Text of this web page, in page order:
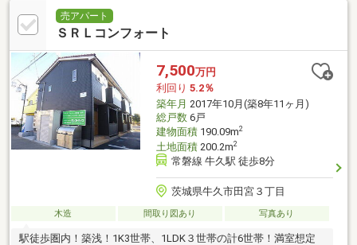
売アパート
ＳＲＬコンフォート
7,500万円
利回り 5.2％
築年月 2017年10月(築8年11ヶ月)
総戸数6戸
建物面積190.09m2
土地面積200.2m2
常磐線 牛久駅 徒歩8分
茨城県牛久市田宮３丁目
木造 間取り図あり 写真あり
駅徒歩圏内！築浅！1K3世帯、1LDK３世帯の計6世帯！満室想定